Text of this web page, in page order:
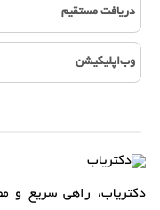
دریافت مستقیم
وب‌اپلیکیشن
دکتریاب، راهی سریع و